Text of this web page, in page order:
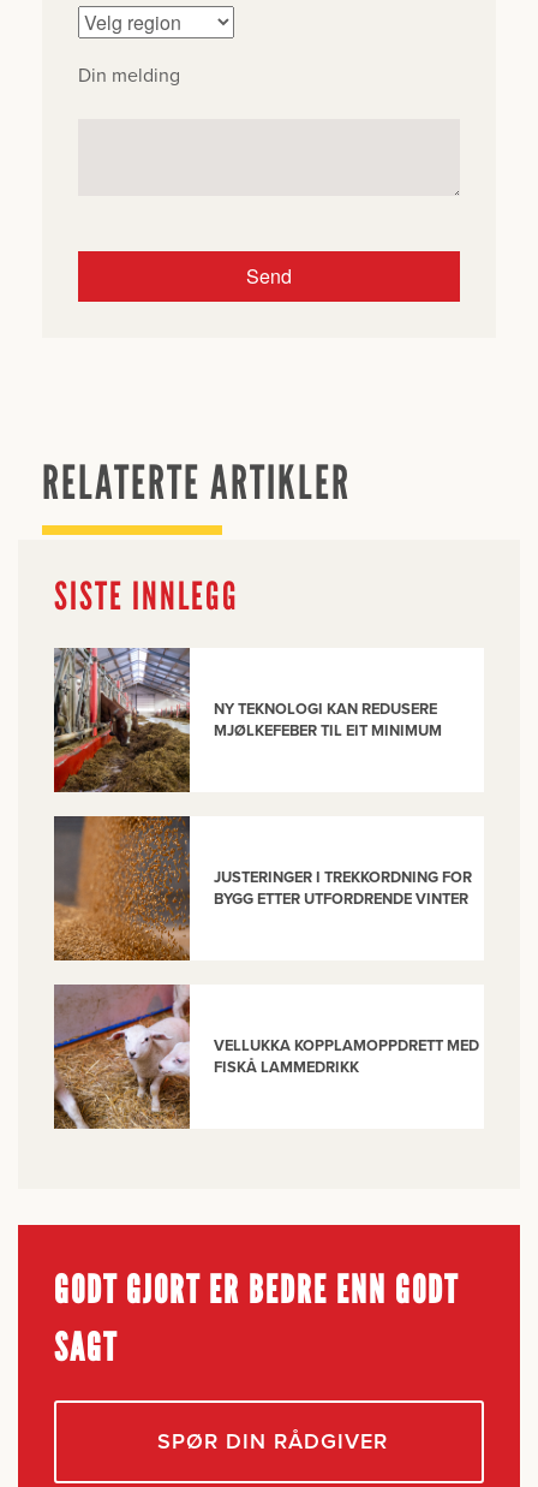
Din melding
RELATERTE ARTIKLER
SISTE INNLEGG
NY TEKNOLOGI KAN REDUSERE
MJØLKEFEBER TIL EIT MINIMUM
JUSTERINGER I TREKKORDNING FOR
BYGG ETTER UTFORDRENDE VINTER
VELLUKKA KOPPLAMOPPDRETT MED
FISKÅ LAMMEDRIKK
GODT GJORT ER BEDRE ENN GODT
SAGT
SPØR DIN RÅDGIVER